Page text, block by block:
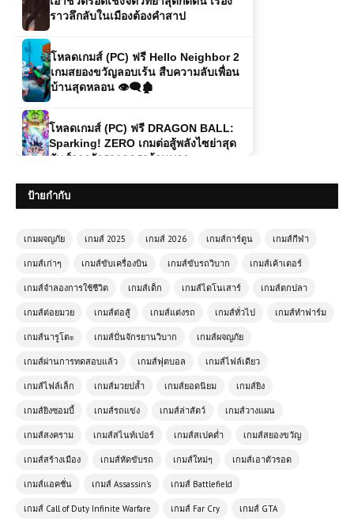
บ้านสุดหลอน 👁️‍🗨️🏚️
โหลดเกมส์ (PC) ฟรี DRAGON BALL:
มันส์จากจักรวาลดราก้อนบอล
Rogue Shift เกมแข่งรถสายทำลายสุด
มันส์ เล่นฟรีครบทุกความเดือด 🚗💥
(PC) Farm Together | Free
Download
(PC) FIFA 15 PC | Free
Download
(PC) The Sims Legacy
Collection Free Download
โหลดเกมส์ (PC) ฟรี PixARK เกมเอา
ชีวิตรอดผจญภัยโลกบล็อกสุดแฟนตาซี
เล่นฟรีบนคอม
โหลดเกมส์ (PC) ฟรี Cricket 26 - The
ป้ายกำกับ
เกมผจญภัย เกมส์ 2025 เกมส์ 2026 เกมส์การ์ตูน เกมส์กีฬา
เกมส์เก่าๆ เกมส์ขับเครื่องบิน เกมส์ขับรถวิบาก เกมส์เค้าเตอร์
เกมส์จำลองการใช้ชีวิต เกมส์เด็ก เกมส์ไดโนเสาร์ เกมส์ตกปลา
เกมส์ต่อยมวย เกมส์ต่อสู้ เกมส์แต่งรถ เกมส์ทั่วไป เกมส์ทำฟาร์ม
เกมส์นารูโตะ เกมส์ปั่นจักรยานวิบาก เกมส์ผจญภัย
เกมส์ผ่านการทดสอบแล้ว เกมส์ฟุตบอล เกมส์ไฟล์เดียว
เกมส์ไฟล์เล็ก เกมส์มวยปล้ำ เกมส์ยอดนิยม เกมส์ยิง
เกมส์ยิงซอมบี้ เกมส์รถแข่ง เกมส์ล่าสัตว์ เกมส์วางแผน
เกมส์สงคราม เกมส์สไนท์เปอร์ เกมส์สเปคต่ำ เกมส์สยองขวัญ
เกมส์สร้างเมือง เกมส์หัดขับรถ เกมส์ใหม่ๆ เกมส์เอาตัวรอด
เกมส์แอคชั่น เกมส์ Assassin's เกมส์ Battlefield
เกมส์ Call of Duty Infinite Warfare เกมส์ Far Cry เกมส์ GTA